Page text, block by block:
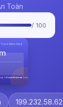
Toàn
/ 100
199.232.58.62